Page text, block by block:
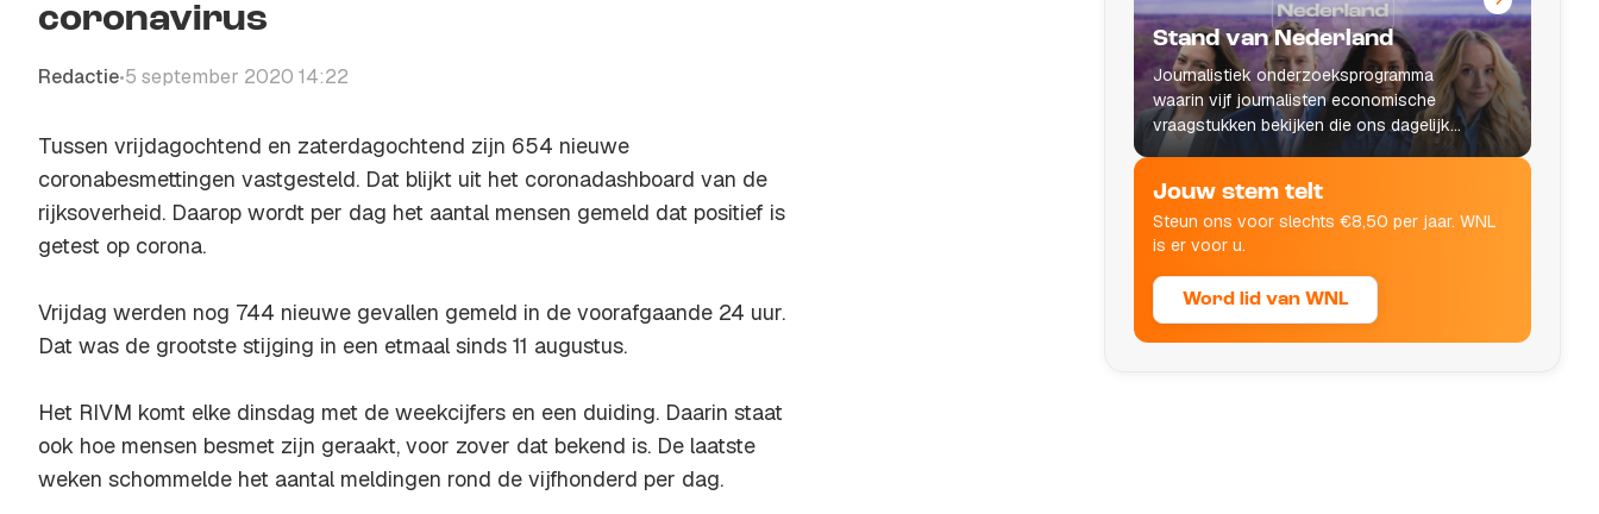
coronavirus
Redactie•5 september 2020 14:22
Tussen vrijdagochtend en zaterdagochtend zijn 654 nieuwe
coronabesmettingen vastgesteld. Dat blijkt uit het coronadashboard van de
rijksoverheid. Daarop wordt per dag het aantal mensen gemeld dat positief is
getest op corona.
Vrijdag werden nog 744 nieuwe gevallen gemeld in de voorafgaande 24 uur.
Dat was de grootste stijging in een etmaal sinds 11 augustus.
Het RIVM komt elke dinsdag met de weekcijfers en een duiding. Daarin staat
ook hoe mensen besmet zijn geraakt, voor zover dat bekend is. De laatste
weken schommelde het aantal meldingen rond de vijfhonderd per dag.
Stand van Nederland
Journalistiek onderzoeksprogramma
waarin vijf journalisten economische
vraagstukken bekijken die ons dagelijks
leven raken.
Jouw stem telt
Steun ons voor slechts €8,50 per jaar. WNL
is er voor u.
Word lid van WNL